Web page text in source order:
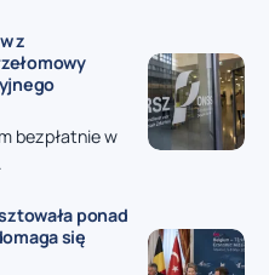
z
bezpłatnie w
ponad
się